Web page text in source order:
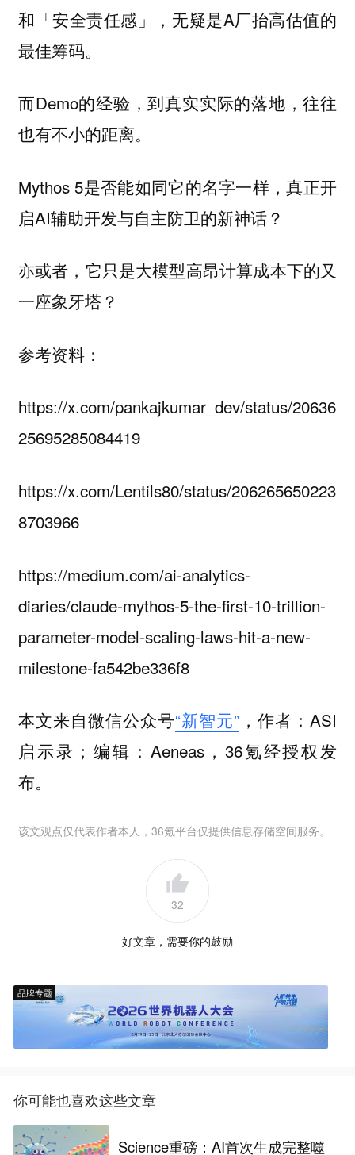
和「安全责任感」，无疑是A厂抬高估值的
最佳筹码。
而Demo的经验，到真实实际的落地，往往
也有不小的距离。
Mythos 5是否能如同它的名字一样，真正开
启AI辅助开发与自主防卫的新神话？
亦或者，它只是大模型高昂计算成本下的又
一座象牙塔？
参考资料：
https://x.com/pankajkumar_dev/status/20636
25695285084419
https://x.com/Lentils80/status/206265650223
8703966
https://medium.com/ai-analytics-
diaries/claude-mythos-5-the-first-10-trillion-
parameter-model-scaling-laws-hit-a-new-
milestone-fa542be336f8
本文来自微信公众号“新智元” ，作者：ASI
启示录；编辑：Aeneas，36氪经授权发
布。
该文观点仅代表作者本人，36氪平台仅提供信息存储空间服务。
32
好文章，需要你的鼓励
品牌专题
你可能也喜欢这些文章
Science重磅：AI首次生成完整噬